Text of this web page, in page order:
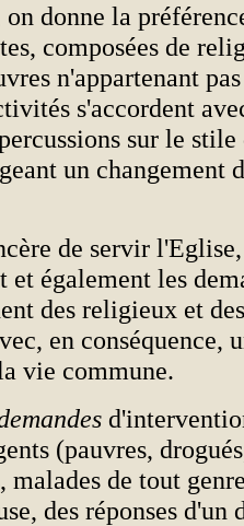
donne la
composées de
n'appartenant
s'accordent
sur le
un changement
de servir
également les
des religieux et
en conséquence,
vie commune.
(pauvres,
de tout
des réponses d'un